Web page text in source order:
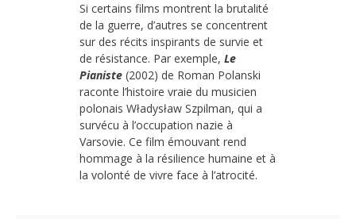
Si certains films montrent la brutalité
de la guerre, d’autres se concentrent
sur des récits inspirants de survie et
de résistance. Par exemple, Le
Pianiste (2002) de Roman Polanski
raconte l’histoire vraie du musicien
polonais Władysław Szpilman, qui a
survécu à l’occupation nazie à
Varsovie. Ce film émouvant rend
hommage à la résilience humaine et à
la volonté de vivre face à l’atrocité.